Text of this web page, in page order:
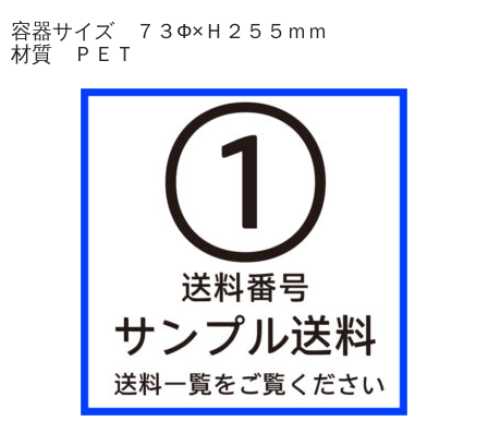
容器サイズ ７３Ф×Ｈ２５５ｍｍ
材質 ＰＥＴ